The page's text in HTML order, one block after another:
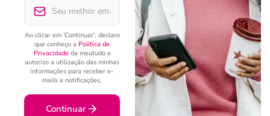
Ao clicar em 'Continuar', declaro
que conheço a Política de
Privacidadeda meutudo e
autorizo a utilização das minhas
informações para receber e-
mails e notificações.
Continuar